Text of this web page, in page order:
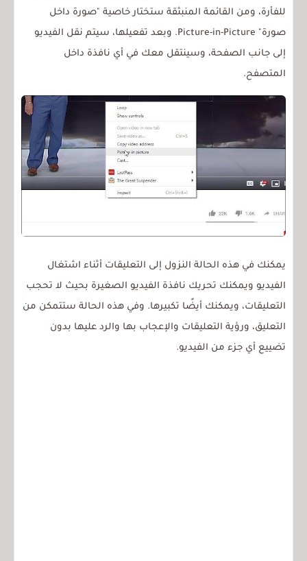
للفأرة، ومن القائمة المنبثقة ستختار خاصية "صورة داخل
صورة" Picture-in-Picture. وبعد تفعيلها، سيتم نقل الفيديو
إلى جانب الصفحة، وسينتقل معك في أي نافذة داخل
المتصفح.
يمكنك في هذه الحالة النزول إلى التعليقات أثناء اشتغال
الفيديو ويمكنك تحريك نافذة الفيديو الصغيرة بحيث لا تحجب
التعليقات، ويمكنك أيضًا تكبيرها. وفي هذه الحالة ستتمكن من
التعليق، ورؤية التعليقات والإعجاب بها والرد عليها بدون
تضييع أي جزء من الفيديو.